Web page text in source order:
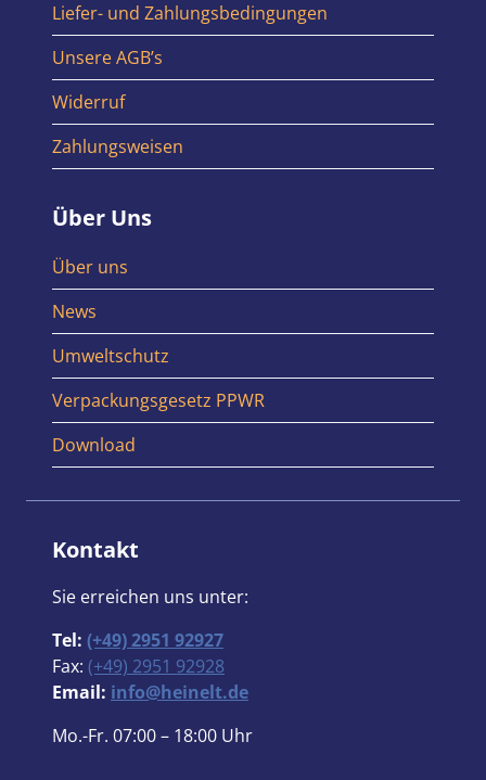
Liefer- und Zahlungsbedingungen
Unsere AGB’s
Widerruf
Zahlungsweisen
Über Uns
Über uns
News
Umweltschutz
Verpackungsgesetz PPWR
Download
Kontakt
Sie erreichen uns unter:
Tel: (+49) 2951 92927
Fax: (+49) 2951 92928
Email: info@heinelt.de
Mo.-Fr. 07:00 – 18:00 Uhr